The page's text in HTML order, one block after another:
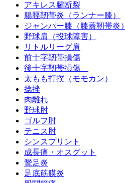
アキレス腱断裂
腸脛靭帯炎（ランナー膝）
ジャンパー膝（膝蓋靭帯炎）
野球肩（投球障害）
リトルリーグ肩
前十字靭帯損傷
後十字靭帯損傷
太もも打撲（モモカン）
捻挫
肉離れ
野球肘
ゴルフ肘
テニス肘
シンスプリント
成長痛・オスグット
鵞足炎
足底筋膜炎